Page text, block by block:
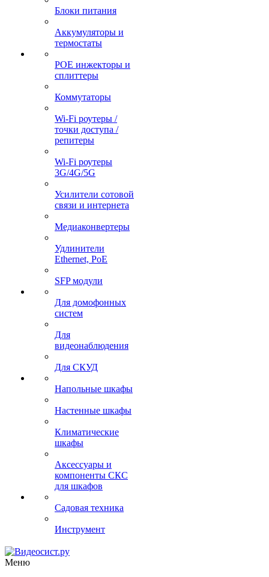
Блоки питания
Аккумуляторы и
термостаты
POE инжекторы и
сплиттеры
Коммутаторы
Wi-Fi роутеры /
точки доступа /
репитеры
Wi-Fi роутеры
3G/4G/5G
Усилители сотовой
связи и интернета
Медиаконвертеры
Удлинители
Ethernet, PoE
SFP модули
Для домофонных
систем
Для
видеонаблюдения
Для СКУД
Напольные шкафы
Настенные шкафы
Климатические
шкафы
Аксессуары и
компоненты СКС
для шкафов
Садовая техника
Инструмент
Меню